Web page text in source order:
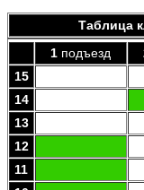
Таблица
1 подъезд
15
14
13
12
11